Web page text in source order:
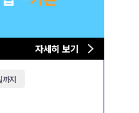
자세히 보기
까지